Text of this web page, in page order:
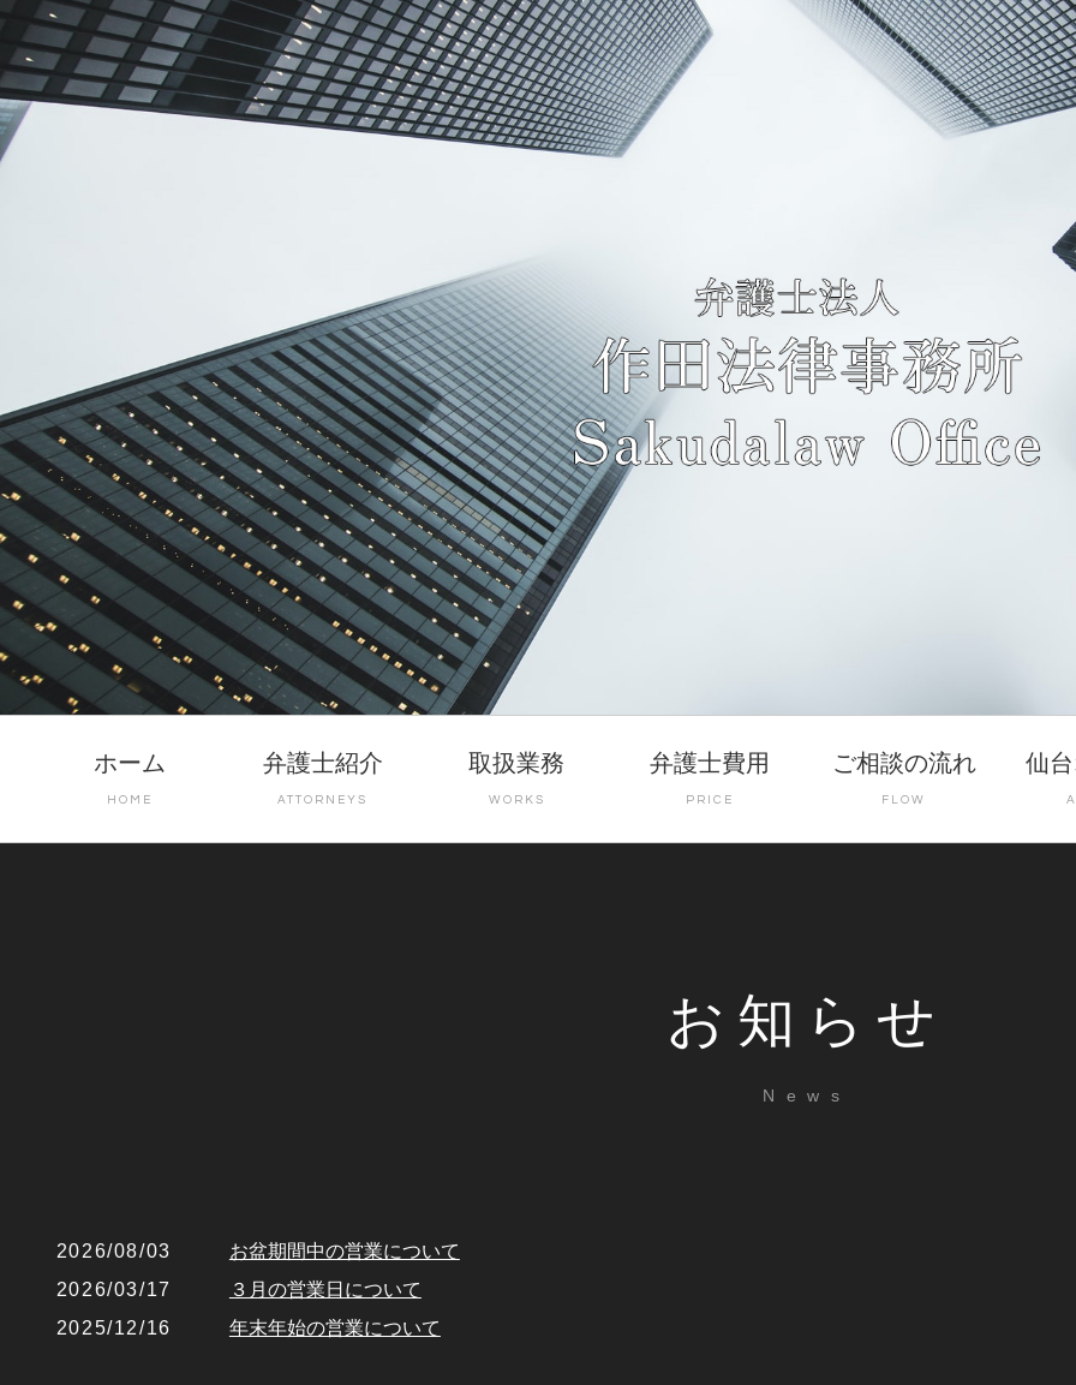
ホーム
HOME
弁護士紹介
ATTORNEYS
取扱業務
WORKS
弁護士費用
PRICE
ご相談の流れ
FLOW
仙
お知らせ
News
2026/08/03
お盆期間中の営業について
2026/03/17
３月の営業日について
2025/12/16
年末年始の営業について